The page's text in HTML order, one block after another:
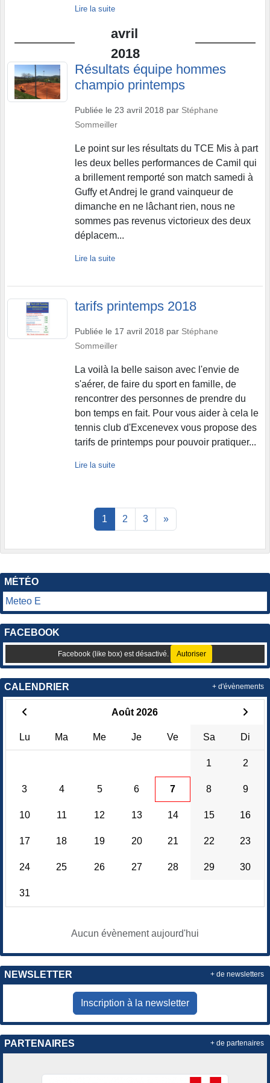
Lire la suite
avril
2018
Résultats équipe hommes
champio printemps
Publiée le 23 avril 2018 par Stéphane
Sommeiller
Le point sur les résultats du TCE Mis à part
les deux belles performances de Camil qui
a brillement remporté son match samedi à
Guffy et Andrej le grand vainqueur de
dimanche en ne lâchant rien, nous ne
sommes pas revenus victorieux des deux
déplacem...
Lire la suite
tarifs printemps 2018
Publiée le 17 avril 2018 par Stéphane
Sommeiller
La voilà la belle saison avec l'envie de
s'aérer, de faire du sport en famille, de
rencontrer des personnes de prendre du
bon temps en fait. Pour vous aider à cela le
tennis club d'Excenevex vous propose des
tarifs de printemps pour pouvoir pratiquer...
Lire la suite
1 2 3 »
MÉTÉO
Meteo E
FACEBOOK
Facebook (like box) est désactivé. Autoriser
CALENDRIER
Août 2026
Lu Ma Me Je Ve Sa Di
1 2
3 4 5 6 7 8 9
10 11 12 13 14 15 16
17 18 19 20 21 22 23
24 25 26 27 28 29 30
31
Aucun évènement aujourd'hui
+ d'évènements
NEWSLETTER
Inscription à la newsletter
+ de newsletters
PARTENAIRES + de partenaires